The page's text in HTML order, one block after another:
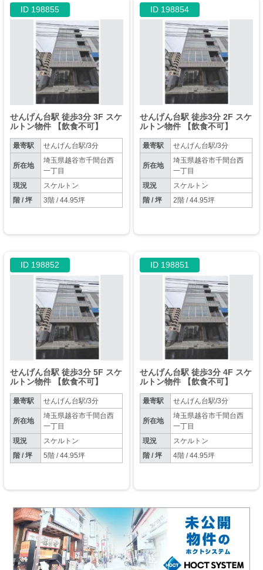
ID 198855
せんげん台駅 徒歩3分 3F スケ
ルトン物件 【飲食不可】
最寄駅 せんげん台駅/3分
所在地
埼玉県越谷市千間台西
一丁目
現況
スケルトン
階 / 坪
3階 / 44.95坪
ID 198854
せんげん台駅 徒歩3分 2F スケ
ルトン物件 【飲食不可】
最寄駅 せんげん台駅/3分
所在地
埼玉県越谷市千間台西
一丁目
現況
スケルトン
階 / 坪
2階 / 44.95坪
ID 198852
せんげん台駅 徒歩3分 5F スケ
ルトン物件 【飲食不可】
最寄駅 せんげん台駅/3分
所在地
埼玉県越谷市千間台西
一丁目
現況
スケルトン
階 / 坪
5階 / 44.95坪
ID 198851
せんげん台駅 徒歩3分 4F スケ
ルトン物件 【飲食不可】
最寄駅 せんげん台駅/3分
所在地
埼玉県越谷市千間台西
一丁目
現況
スケルトン
階 / 坪
4階 / 44.95坪